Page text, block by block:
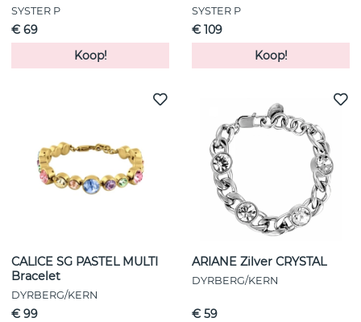
SYSTER P
€ 69
Koop!
SYSTER P
€ 109
Koop!
CALICE SG PASTEL MULTI
Bracelet
DYRBERG/KERN
€ 99
ARIANE Zilver CRYSTAL
DYRBERG/KERN
€ 59